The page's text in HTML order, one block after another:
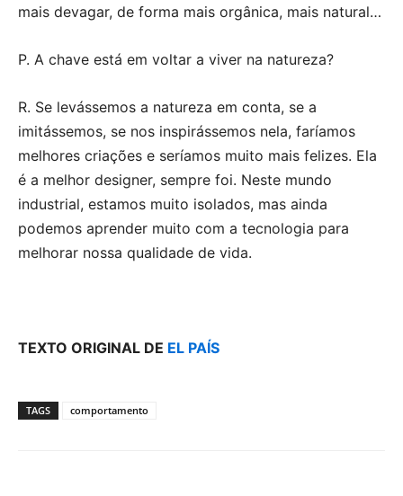
mais devagar, de forma mais orgânica, mais natural…
P. A chave está em voltar a viver na natureza?
R. Se levássemos a natureza em conta, se a
imitássemos, se nos inspirássemos nela, faríamos
melhores criações e seríamos muito mais felizes. Ela
é a melhor designer, sempre foi. Neste mundo
industrial, estamos muito isolados, mas ainda
podemos aprender muito com a tecnologia para
melhorar nossa qualidade de vida.
TEXTO ORIGINAL DE EL PAÍS
TAGS comportamento